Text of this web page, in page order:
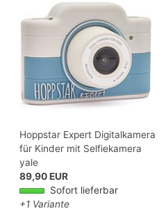
Hoppstar Expert Digitalkamera
für Kinder mit Selfiekamera
yale
89,90 EUR
Sofort lieferbar
+1 Variante